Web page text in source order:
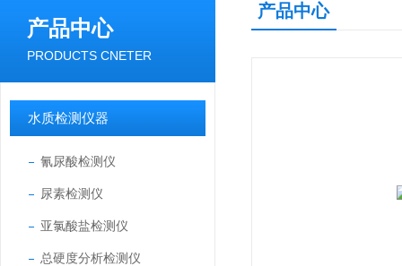
产品中心
PRODUCTS CNETER
水质检测仪器
氰尿酸检测仪
尿素检测仪
亚氯酸盐检测仪
总硬度分析检测仪
产品中心